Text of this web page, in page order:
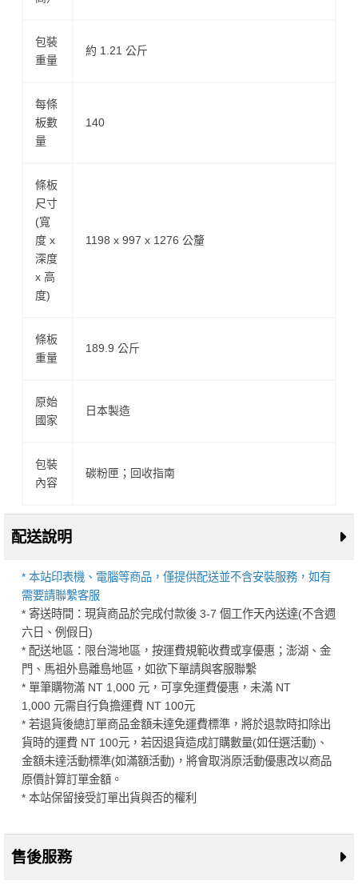
包裝
重量
約 1.21 公斤
每條
板數
量
140
條板
尺寸
(寬
度 x
深度
x 高
度)
1198 x 997 x 1276 公釐
條板
重量
189.9 公斤
原始
國家
日本製造
包裝
內容
碳粉匣；回收指南
配送說明
* 本站印表機、電腦等商品，僅提供配送並不含安裝服務，如有
需要請聯繫客服
* 寄送時間：現貨商品於完成付款後 3-7 個工作天內送達(不含週
六日、例假日)
* 配送地區：限台灣地區，按運費規範收費或享優惠；澎湖、金
門、馬祖外島離島地區，如欲下單請與客服聯繫
* 單筆購物滿 NT 1,000 元，可享免運費優惠，未滿 NT
1,000 元需自行負擔運費 NT 100元
* 若退貨後總訂單商品金額未達免運費標準，將於退款時扣除出
貨時的運費 NT 100元，若因退貨造成訂購數量(如任選活動)、
金額未達活動標準(如滿額活動)，將會取消原活動優惠改以商品
原價計算訂單金額。
* 本站保留接受訂單出貨與否的權利
售後服務